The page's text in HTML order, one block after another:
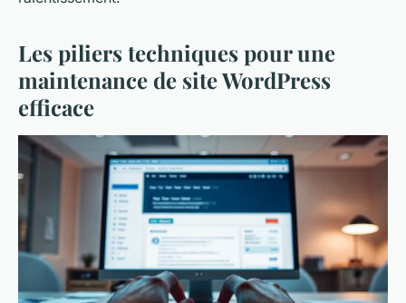
Les piliers techniques pour une
maintenance de site WordPress
efficace